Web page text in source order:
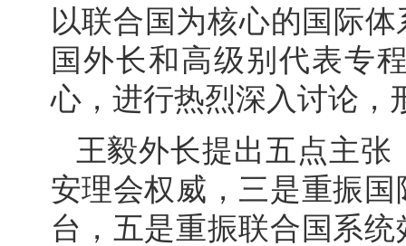
以联合国为核心的国际
国外长和高级别代表专
心，进行热烈深入讨论，
王毅外长提出五点主
安理会权威，三是重振
台，五是重振联合国系